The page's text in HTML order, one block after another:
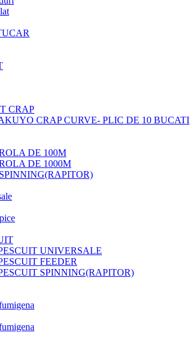
CRAP
CRAP CURVE- PLIC DE 10 BUCATI
DE 100M
DE 1000M
UNIVERSALE
FEEDER
SPINNING(RAPITOR)